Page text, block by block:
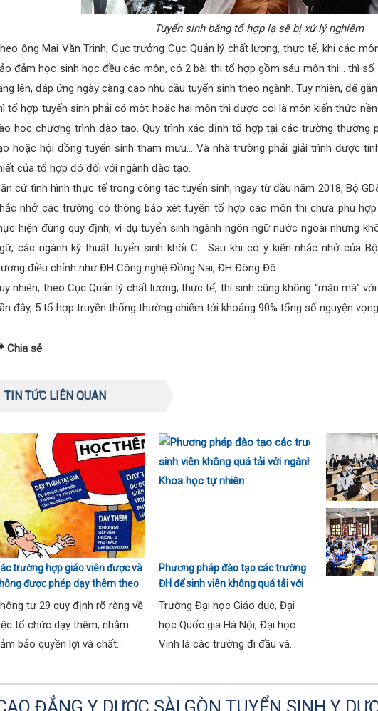
Tuyển sinh bằng tổ hợp lạ sẽ bị xử lý nghiêm
ông Mai Văn Trinh, Cục trưởng Cục Quản lý chất lượng, thực tế, khi các
đảm học sinh học đều các môn, có 2 bài thi tổ hợp gồm sáu môn thi… thì
lên, đáp ứng ngày càng cao nhu cầu tuyển sinh theo ngành. Tuy nhiên, để
tổ hợp tuyển sinh phải có một hoặc hai môn thi được coi là môn kiến thức
học chương trình đào tạo. Quy trình xác định tổ hợp tại các trường thường
hoặc hội đồng tuyển sinh tham mưu… Và nhà trường phải giải trình được
của tổ hợp đó đối với ngành đào tạo.
cứ tình hình thực tế trong công tác tuyển sinh, ngay từ đầu năm 2018, Bộ
nhở các trường có thông báo xét tuyển tổ hợp các môn thi chưa phù
hiện đúng quy định, ví dụ tuyển sinh ngành ngôn ngữ nước ngoài nhưng
các ngành kỹ thuật tuyển sinh khối C… Sau khi có ý kiến nhắc nhở của
điều chỉnh như ĐH Công nghệ Đồng Nai, ĐH Đông Đô…
nhiên, theo Cục Quản lý chất lượng, thực tế, thí sinh cũng không “mặn mà”
đây, 5 tổ hợp truyền thống thường chiếm tới khoảng 90% tổng số nguyện
Chia sẻ
TIN TỨC LIÊN QUAN
trường hợp giáo viên được và
được phép dạy thêm theo
tư 29
tư 29 quy định rõ ràng về
tổ chức dạy thêm, nhằm
bảo quyền lợi và chất...
Phương pháp đào tạo các trường
ĐH để sinh viên không quá tải với
ngành Sư phạm Khoa học tự
Trường Đại học Giáo dục, Đại
học Quốc gia Hà Nội, Đại học
Vinh là các trường đi đầu và...
ĐẲNG Y DƯỢC SÀI GÒN TUYỂN SINH Y